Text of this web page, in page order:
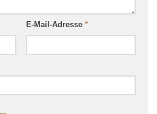
E-Mail-Adresse *